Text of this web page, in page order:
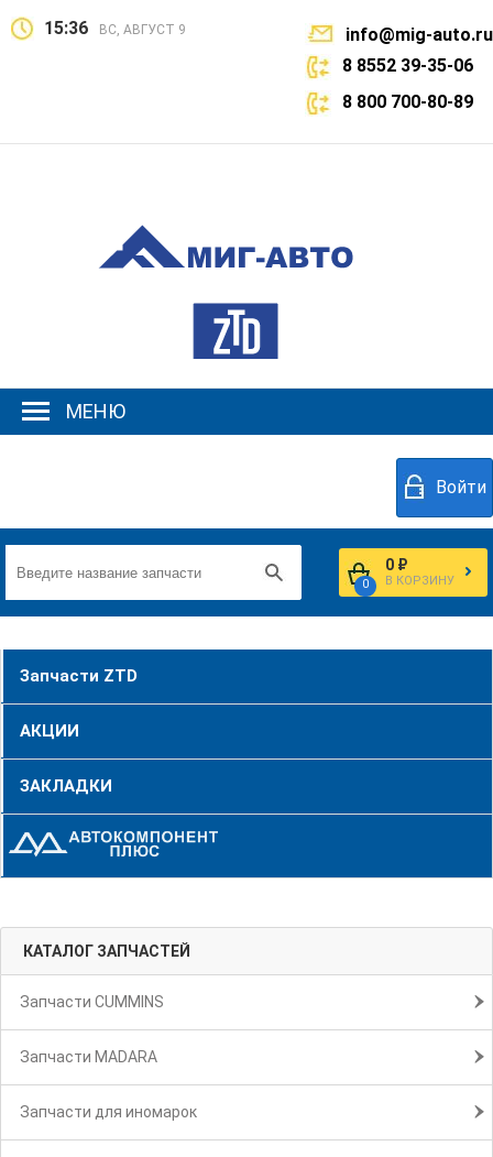
15:36 ВС, АВГУСТ 9
info@mig-auto.ru
8 8552 39-35-06
8 800 700-80-89
МЕНЮ
Войти
0
0 ₽
В КОРЗИНУ
Запчасти ZTD
АКЦИИ
ЗАКЛАДКИ
КАТАЛОГ ЗАПЧАСТЕЙ
Запчасти CUMMINS
Запчасти MADARA
Запчасти для иномарок